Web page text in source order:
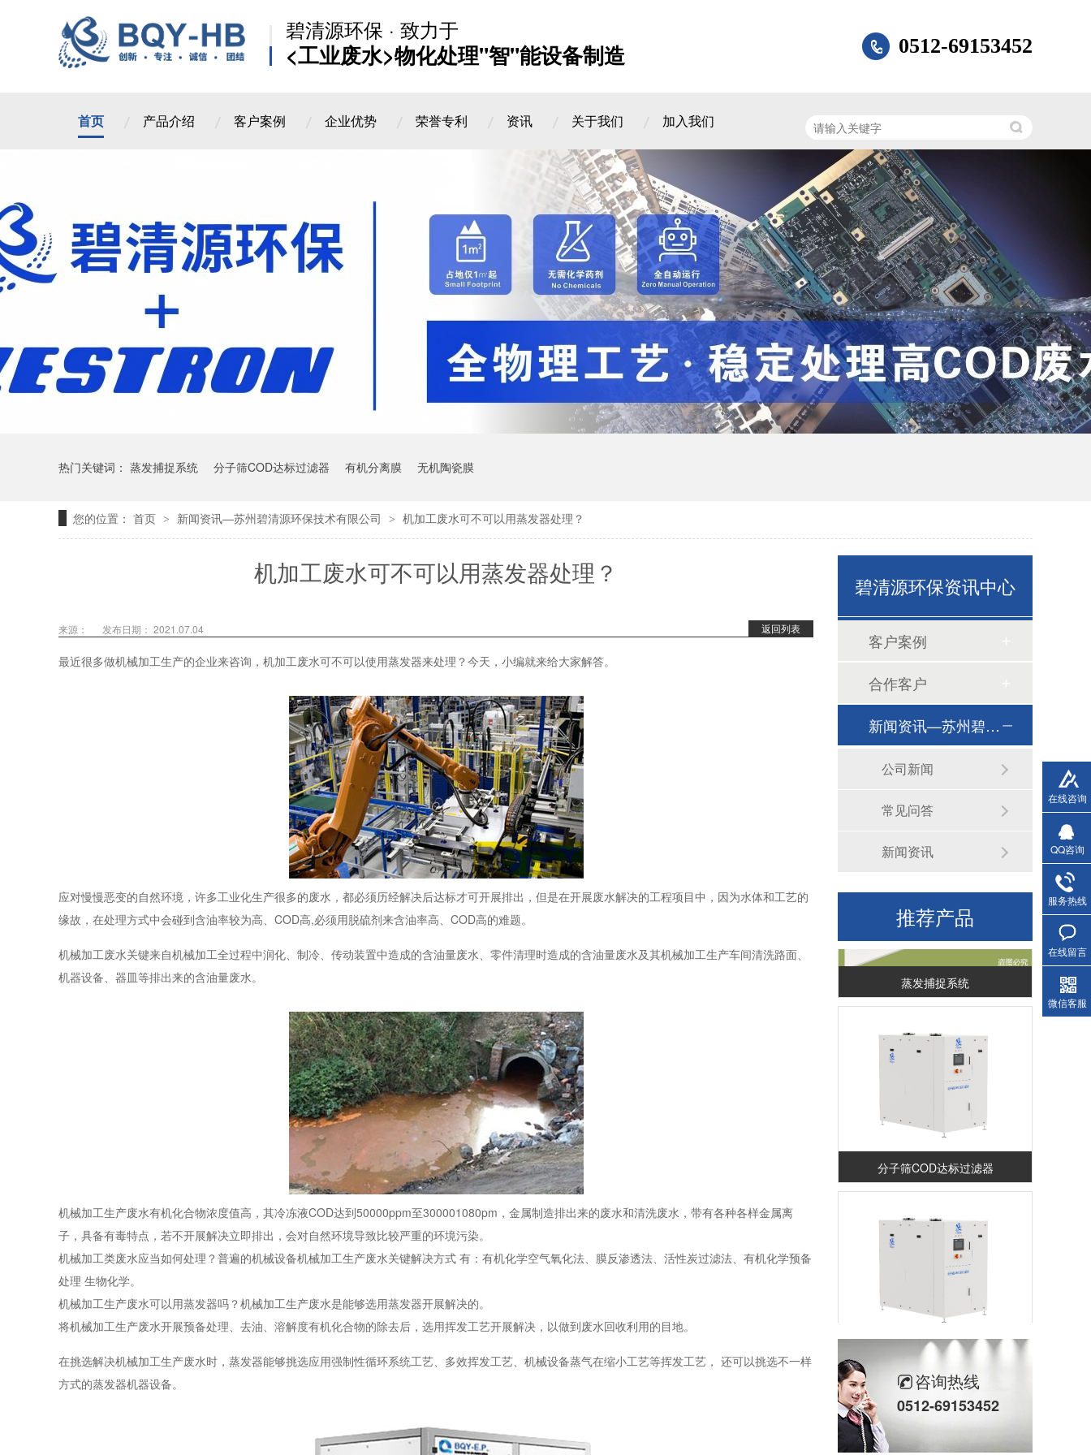
碧清源环保 · 致力于
<工业废水>物化处理"智"能设备制造 0512-69153452
首页 产品介绍 客户案例 企业优势 荣誉专利 资讯 关于我们 加入我们
热门关键词： 蒸发捕捉系统 分子筛COD达标过滤器 有机分离膜 无机陶瓷膜
您的位置： 首页 > 新闻资讯—苏州碧清源环保技术有限公司 > 机加工废水可不可以用蒸发器处理？
机加工废水可不可以用蒸发器处理？
返回列表
来源： 发布日期： 2021.07.04
最近很多做机械加工生产的企业来咨询，机加工废水可不可以使用蒸发器来处理？今天，小编就来给大家解答。
应对慢慢恶变的自然环境，许多工业化生产很多的废水，都必须历经解决后达标才可开展排出，但是在开展废水解决的工程项目中，因为水体和工艺的
缘故，在处理方式中会碰到含油率较为高、COD高,必须用脱硫剂来含油率高、COD高的难题。
机械加工废水关键来自机械加工全过程中润化、制冷、传动装置中造成的含油量废水、零件清理时造成的含油量废水及其机械加工生产车间清洗路面、
机器设备、器皿等排出来的含油量废水。
机械加工生产废水有机化合物浓度值高，其冷冻液COD达到50000ppm至300001080pm，金属制造排出来的废水和清洗废水，带有各种各样金属离
子，具备有毒特点，若不开展解决立即排出，会对自然环境导致比较严重的环境污染。
机械加工类废水应当如何处理？普遍的机械设备机械加工生产废水关键解决方式 有：有机化学空气氧化法、膜反渗透法、活性炭过滤法、有机化学预备
处理 生物化学。
机械加工生产废水可以用蒸发器吗？机械加工生产废水是能够选用蒸发器开展解决的。
将机械加工生产废水开展预备处理、去油、溶解度有机化合物的除去后，选用挥发工艺开展解决，以做到废水回收利用的目地。
在挑选解决机械加工生产废水时，蒸发器能够挑选应用强制性循环系统工艺、多效挥发工艺、机械设备蒸气在缩小工艺等挥发工艺， 还可以挑选不一样
方式的蒸发器机器设备。
碧清源环保资讯中心
客户案例
合作客户
新闻资讯—苏州碧清源环保技术有限公司
公司新闻
常见问答
新闻资讯
推荐产品
蒸发捕捉系统
分子筛COD达标过滤器
有机分离膜
咨询热线
0512-69153452
在线咨询
QQ咨询
服务热线
在线留言
微信客服